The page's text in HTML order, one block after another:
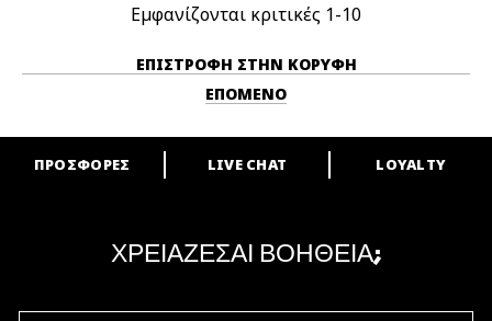
Εμφανίζονται κριτικές 1-10
ΕΠΙΣΤΡΟΦΉ ΣΤΗΝ ΚΟΡΥΦΉ
ΕΠΌΜΕΝΟ
ARE YOU A M·A·C LOVER?
ΠΡΟΣΦΟΡΕΣ LIVE CHAT LOYALTY
ΧΡΕΙΑΖΕΣΑΙ ΒΟΗΘΕΙΑ;